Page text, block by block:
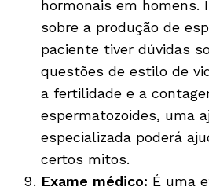
hormonais em homens.
sobre a produção de
paciente tiver dúvidas
questões de estilo de
a fertilidade e a
espermatozoides, uma
especializada poderá
certos mitos.
Exame médico: É uma